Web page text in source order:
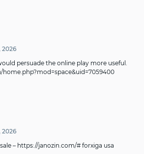
2026
persuade the online play more useful.
home.php?mod=space&uid=7059400
2026
– https://janozin.com/# forxiga usa